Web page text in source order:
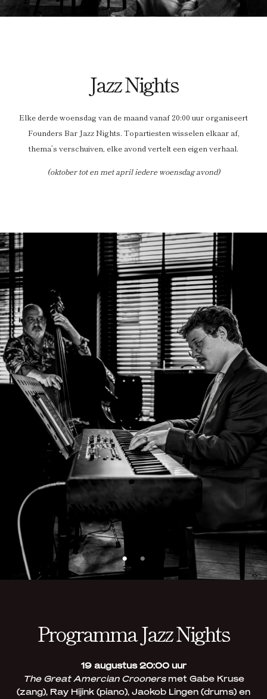
Jazz Nights
Elke derde woensdag van de maand vanaf 20:00 uur organiseert
Founders Bar Jazz Nights. Topartiesten wisselen elkaar af,
thema’s verschuiven, elke avond vertelt een eigen verhaal.
(oktober tot en met april iedere woensdag avond)
Programma Jazz Nights
19 augustus 20:00 uur
The Great Amercian Croonersmet Gabe Kruse
(zang), Ray Hijink (piano), Jaokob Lingen (drums) en